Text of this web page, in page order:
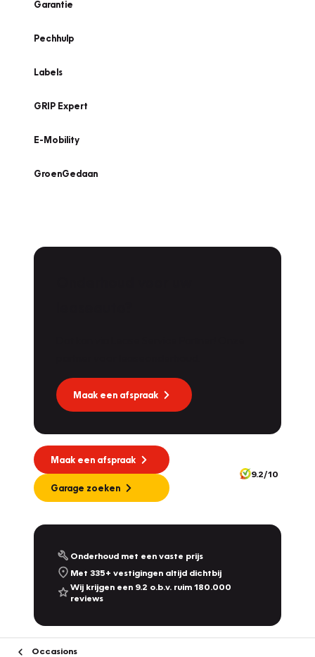
Garantie
Pechhulp
Labels
GRIP Expert
E-Mobility
GroenGedaan
Maak een afspraak
Maak een afspraak
Garage zoeken
9.2/10
Onderhoud met een vaste prijs
Met 335+ vestigingen altijd dichtbij
Wij krijgen een 9.2 o.b.v. ruim 180.000
reviews
Occasions